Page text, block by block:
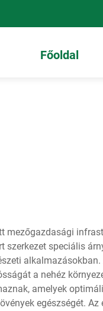
Főoldal
mezőgazdasági
szerkezet speciális
a nehéz
amelyek
egészségét.